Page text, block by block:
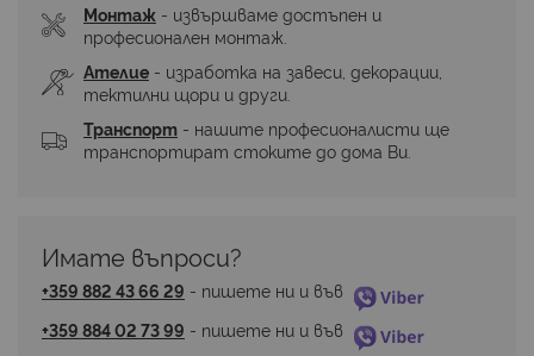
Монтаж - извършваме достъпен и
професионален монтаж.
Ателие - изработка на завеси, декорации,
тектилни щори и други.
Транспорт - нашите професионалисти ще
транспортират стоките до дома Ви.
Имате въпроси?
+359 882 43 66 29 - пишете ни и във
+359 884 02 73 99 - пишете ни и във